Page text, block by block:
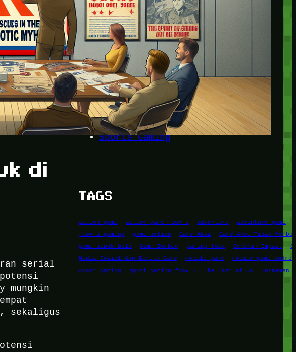
di
serial
mungkin
sekaligus
CATEGORIES
Adventure
Game Action
Game Mobile
Game PC
RPG
Simulation Game
Sports Gaming
TAGS
action game action game foox-u adventure adventure game
foox u gaming
game action Game Aksi
Game Aksi Tidak
game sepak bola
Game Zombie gaming foox Genshin Impact
Media Sosial dan Berita Game
mobile game
mobile game
sport gaming
sport gaming foox u The Last of Us Turnamen